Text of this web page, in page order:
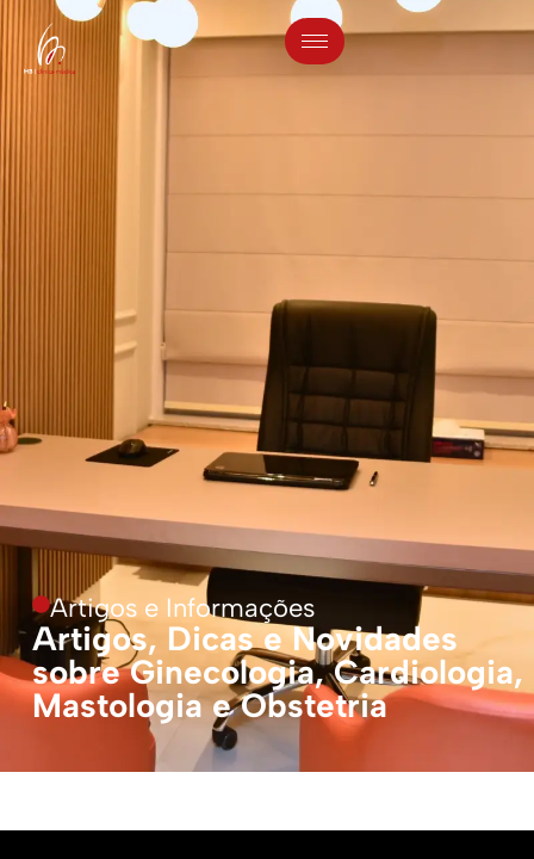
Artigos e Informações
Artigos, Dicas e Novidades
sobre Ginecologia, Cardiologia,
Mastologia e Obstetria